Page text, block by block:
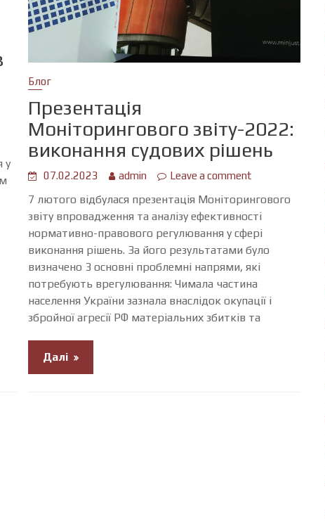
у
Блог
Презентація
Моніторингового звіту-2022:
виконання судових рішень
07.02.2023 admin Leave a comment
7 лютого відбулася презентація Моніторингового
звіту впровадження та аналізу ефективності
нормативно-правового регулювання у сфері
виконання рішень. За його результатами було
визначено 3 основні проблемні напрями, які
потребують врегулювання: Чимала частина
населення України зазнала внаслідок окупації і
збройної агресії РФ матеріальних збитків та
Далі